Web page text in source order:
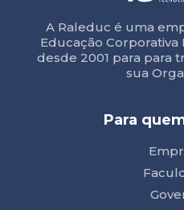
A Raleduc é uma
Educação Corporativa
desde 2001 para para
sua
Para